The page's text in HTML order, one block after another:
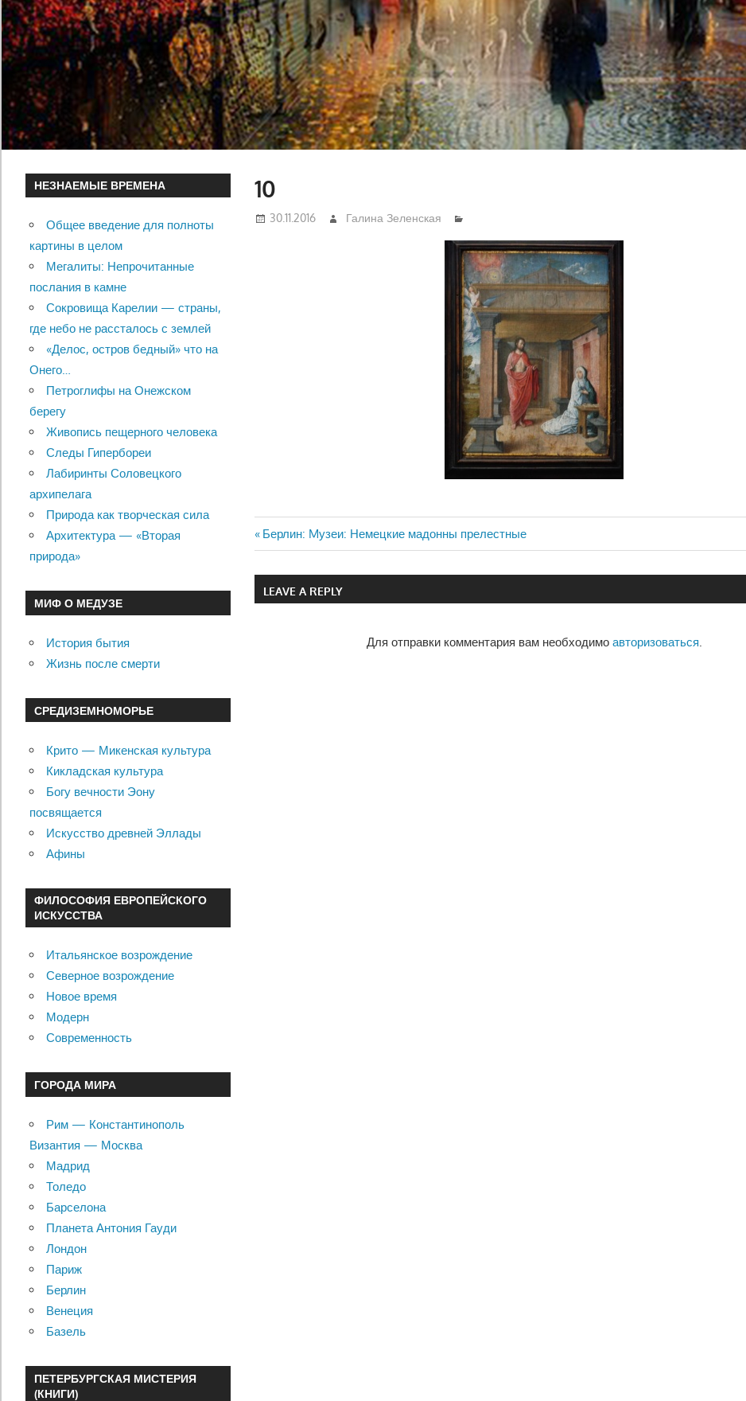
10
30.11.2016 Галина Зеленская
Навигация
по
Previous
Post:
Берлин: Mузеи: Немецкие мадонны прелестные
LEAVE A REPLY
Для отправки комментария вам необходимо авторизоваться.
НЕЗНАЕМЫЕ ВРЕМЕНА
Общее введение для полноты
картины в целом
Мегалиты: Непрочитанные
послания в камне
Сокровища Карелии — страны,
где небо не рассталось с землей
«Делос, остров бедный» что на
Онего…
Петроглифы на Онежском
берегу
Живопись пещерного человека
Следы Гипербореи
Лабиринты Соловецкого
архипелага
Природа как творческая сила
Архитектура — «Вторая
природа»
МИФ О МЕДУЗЕ
История бытия
Жизнь после смерти
СРЕДИЗЕМНОМОРЬЕ
Крито — Микенская культура
Кикладская культура
Богу вечности Эону
посвящается
Искусство древней Эллады
Афины
ФИЛОСОФИЯ ЕВРОПЕЙСКОГО
ИСКУССТВА
Итальянское возрождение
Северное возрождение
Новое время
Модерн
Современность
ГОРОДА МИРА
Рим — Константинополь
Византия — Москва
Мадрид
Толедо
Барселона
Планета Антония Гауди
Лондон
Париж
Берлин
Венеция
Базель
ПЕТЕРБУРГСКАЯ МИСТЕРИЯ
(КНИГИ)